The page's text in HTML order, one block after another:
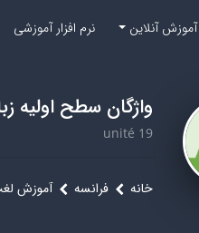
آموزش آنلاین نرم افزار آموزشی
واژگان سطح اولیه
unité 19
خانه فرانسه آموزش